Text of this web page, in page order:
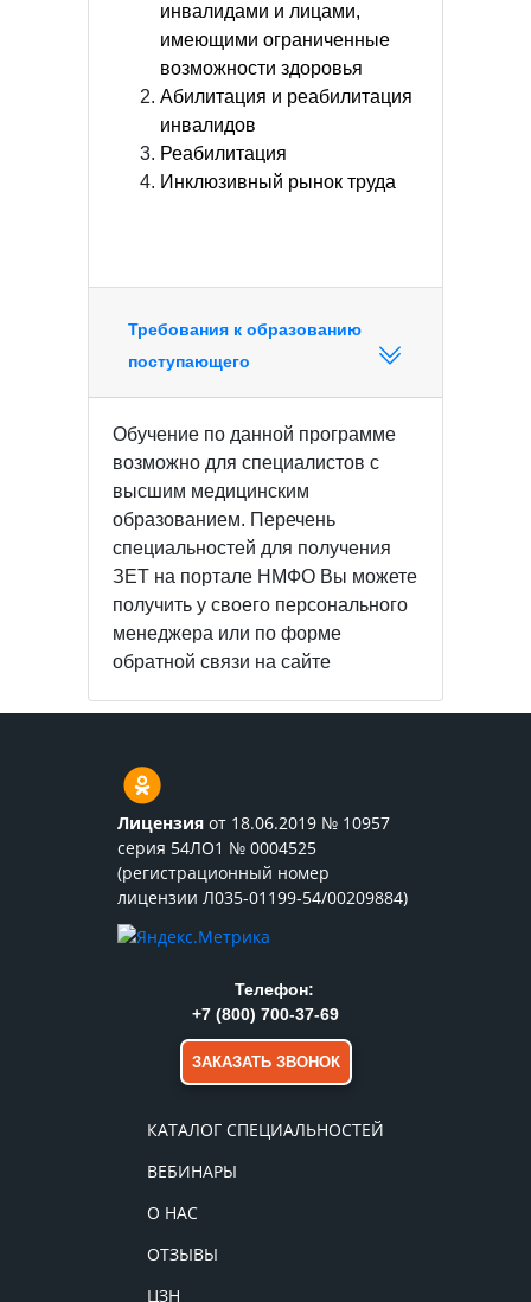
инвалидами и лицами,
имеющими ограниченные
возможности здоровья
Абилитация и реабилитация
инвалидов
Реабилитация
Инклюзивный рынок труда
Требования к образованию
поступающего
Обучение по данной программе
возможно для специалистов с
высшим медицинским
образованием. Перечень
специальностей для получения
ЗЕТ на портале НМФО Вы можете
получить у своего персонального
менеджера или по форме
обратной связи на сайте
Лицензия от 18.06.2019 № 10957
серия 54ЛО1 № 0004525
(регистрационный номер
лицензии Л035-01199-54/00209884)
КАТАЛОГ СПЕЦИАЛЬНОСТЕЙ
ВЕБИНАРЫ
О НАС
ОТЗЫВЫ
ЦЗН
Телефон:
+7 (800) 700-37-69
ЗАКАЗАТЬ ЗВОНОК